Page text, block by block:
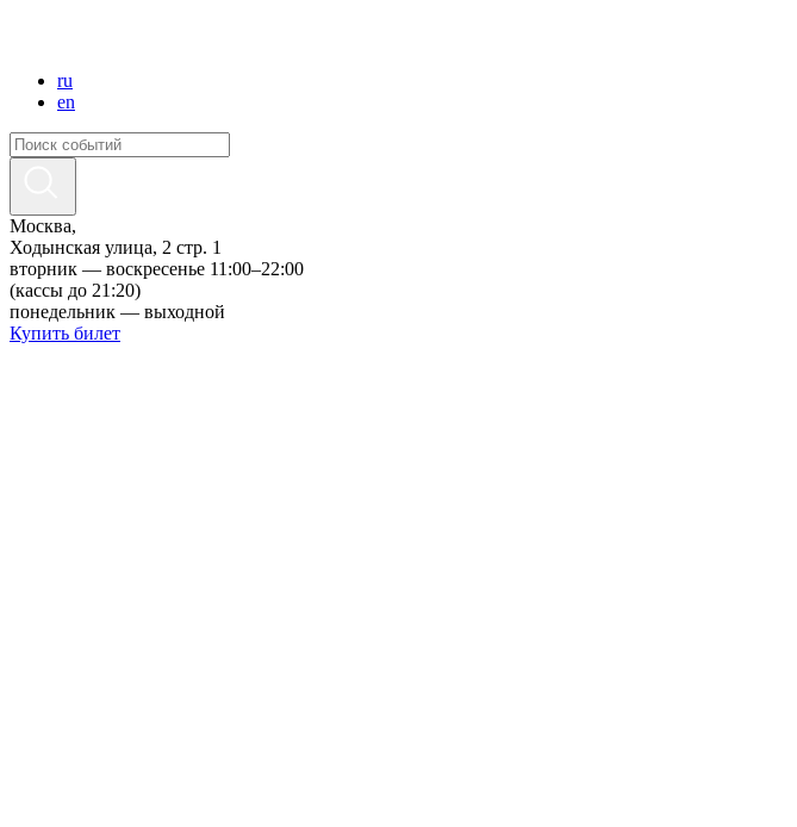
ru
en
Москва,
Ходынская улица, 2 стр. 1
вторник — воскресенье 11:00–22:00
(кассы до 21:20)
понедельник — выходной
Купить билет